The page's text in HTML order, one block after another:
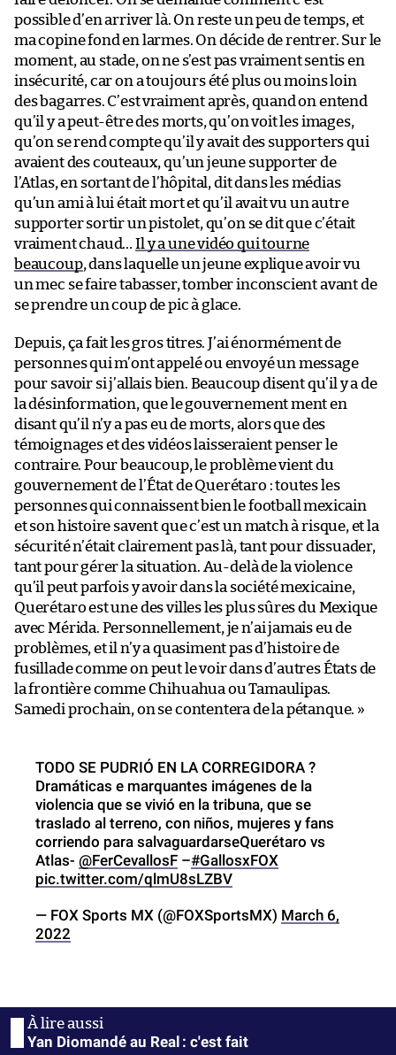
possible d’en arriver là. On reste un peu de temps, et
ma copine fond en larmes. On décide de rentrer. Sur le
moment, au stade, on ne s’est pas vraiment sentis en
insécurité, car on a toujours été plus ou moins loin
des bagarres. C’est vraiment après, quand on entend
qu’il y a peut-être des morts, qu’on voit les images,
qu’on se rend compte qu’il y avait des supporters qui
avaient des couteaux, qu’un jeune supporter de
l’Atlas, en sortant de l’hôpital, dit dans les médias
qu’un ami à lui était mort et qu’il avait vu un autre
supporter sortir un pistolet, qu’on se dit que c’était
vraiment chaud…Il y a une vidéo qui tourne
beaucoup, dans laquelle un jeune explique avoir vu
un mec se faire tabasser, tomber inconscient avant de
se prendre un coup de pic à glace.
Depuis, ça fait les gros titres. J’ai énormément de
personnes qui m’ont appelé ou envoyé un message
pour savoir si j’allais bien. Beaucoup disent qu’il y a de
la désinformation, que le gouvernement ment en
disant qu’il n’y a pas eu de morts, alors que des
témoignages et des vidéos laisseraient penser le
contraire. Pour beaucoup, le problème vient du
gouvernement de l’État de Querétaro : toutes les
personnes qui connaissent bien le football mexicain
et son histoire savent que c’est un match à risque, et la
sécurité n’était clairement pas là, tant pour dissuader,
tant pour gérer la situation. Au-delà de la violence
qu’il peut parfois y avoir dans la société mexicaine,
Querétaro est une des villes les plus sûres du Mexique
avec Mérida. Personnellement, je n’ai jamais eu de
problèmes, et il n’y a quasiment pas d’histoire de
fusillade comme on peut le voir dans d’autres États de
la frontière comme Chihuahua ou Tamaulipas.
Samedi prochain, on se contentera de la pétanque. »
TODO SE PUDRIÓ EN LA CORREGIDORA ?
Dramáticas e marquantes imágenes de la
violencia que se vivió en la tribuna, que se
traslado al terreno, con niños, mujeres y fans
corriendo para salvaguardarseQuerétaro vs
Atlas- @FerCevallosF –#GallosxFOX
pic.twitter.com/qlmU8sLZBV
— FOX Sports MX (@FOXSportsMX) March 6,
2022
Yan Diomandé au Real : c'est fait